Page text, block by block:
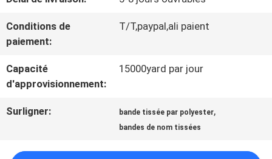
QUALITÉ
CONTACT
NOUVELLES
TOUS
Conditions de
paiement:
T/T,paypal,ali paient
Capacité
d'approvisionnement:
15000yard par jour
Surligner: bande tissée par polyester,
bandes de nom tissées